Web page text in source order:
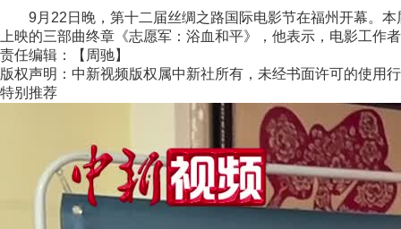
9月22日晚，第十二届丝绸之路国际电影节在福州开幕。本
上映的三部曲终章《志愿军：浴血和平》，他表示，电影工
责任编辑：【周驰】
版权声明：中新视频版权属中新社所有，未经书面许可的使用
特别推荐